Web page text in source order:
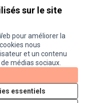
sur le site
pour améliorer la
nous
et un contenu
médias sociaux.
essentiels